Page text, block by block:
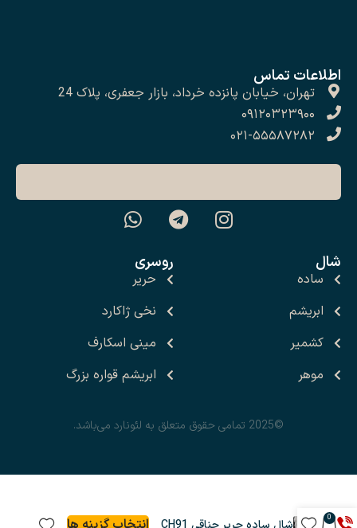
شال
ساده
ابریشم
کشمیر
موهر
روسری
حریر
نخی ژاکارد
مینی اسکارف
ابریشم قواره بزرگ
اطلاعات تماس
تهران، خیابان پانزده خرداد، بازار جعفری، پلاک 24
۰۹۱۲۰۳۲۳۹۰۰
۰۲۱-۵۵۵۸۷۲۸۲
©2025 تمامی حقوق متعلق به لئونارد می‌باشد.
0